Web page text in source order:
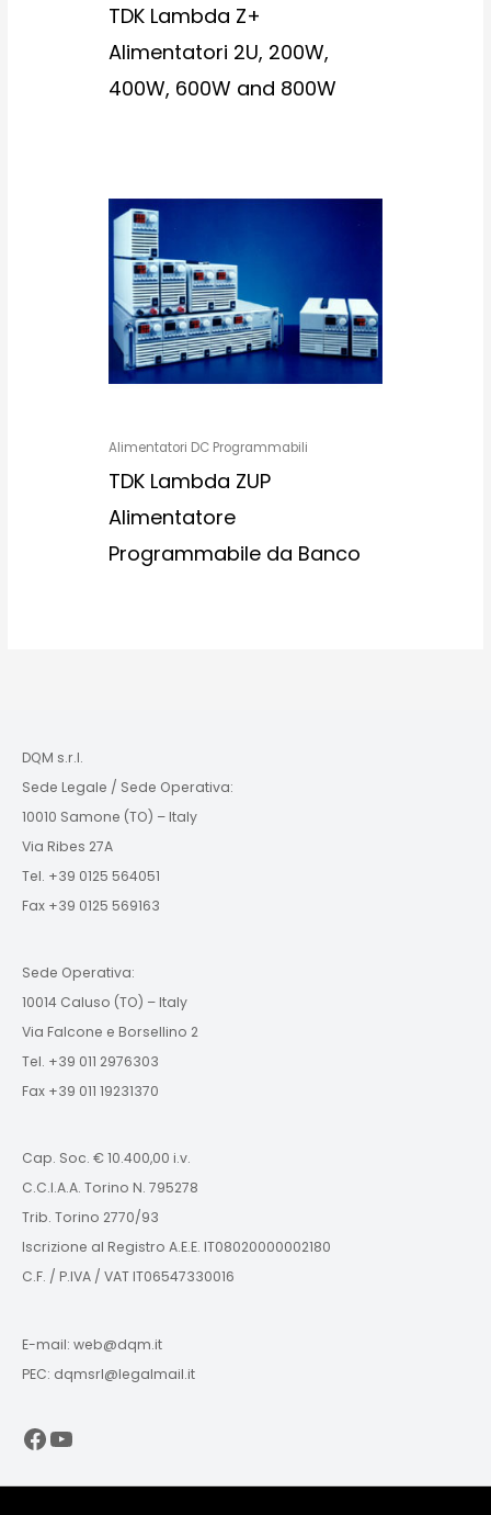
TDK Lambda Z+
Alimentatori 2U, 200W,
400W, 600W and 800W
Alimentatori DC Programmabili
TDK Lambda ZUP
Alimentatore
Programmabile da Banco
DQM s.r.l.
Sede Legale / Sede Operativa:
10010 Samone (TO) – Italy
Via Ribes 27A
Tel. +39 0125 564051
Fax +39 0125 569163
Sede Operativa:
10014 Caluso (TO) – Italy
Via Falcone e Borsellino 2
Tel. +39 011 2976303
Fax +39 011 19231370
Cap. Soc. € 10.400,00 i.v.
C.C.I.A.A. Torino N. 795278
Trib. Torino 2770/93
Iscrizione al Registro A.E.E. IT08020000002180
C.F. / P.IVA / VAT IT06547330016
E-mail: web@dqm.it
PEC: dqmsrl@legalmail.it
Facebook
YouTube